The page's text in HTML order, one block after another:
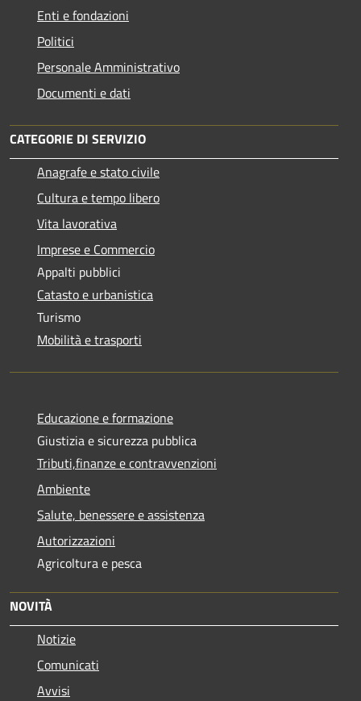
Enti e fondazioni
Politici
Personale Amministrativo
Documenti e dati
CATEGORIE DI SERVIZIO
Anagrafe e stato civile
Cultura e tempo libero
Vita lavorativa
Imprese e Commercio
Appalti pubblici
Catasto e urbanistica
Turismo
Mobilità e trasporti
Educazione e formazione
Giustizia e sicurezza pubblica
Tributi,finanze e contravvenzioni
Ambiente
Salute, benessere e assistenza
Autorizzazioni
Agricoltura e pesca
NOVITÀ
Notizie
Comunicati
Avvisi